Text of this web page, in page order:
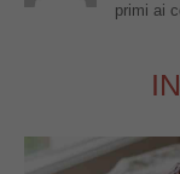
primi ai